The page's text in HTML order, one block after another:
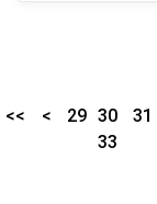
<< < 29 30 31
33